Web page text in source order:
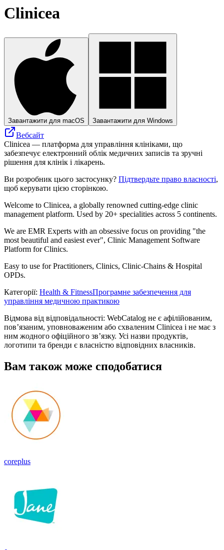
Clinicea
Завантажити для macOS Завантажити для Windows
Вебсайт
Clinicea — платформа для управління клініками, що
забезпечує електронний облік медичних записів та зручні
рішення для клінік і лікарень.
Ви розробник цього застосунку? Підтвердьте право власності,
щоб керувати цією сторінкою.
Welcome to Clinicea, a globally renowned cutting-edge clinic
management platform. Used by 20+ specialities across 5 continents.
We are EMR Experts with an obsessive focus on providing "the
most beautiful and easiest ever", Clinic Management Software
Platform for Clinics.
Easy to use for Practitioners, Clinics, Clinic-Chains & Hospital
OPDs.
Категорії: Health & FitnessПрограмне забезпечення для
управління медичною практикою
Відмова від відповідальності: WebCatalog не є афілійованим,
пов’язаним, уповноваженим або схваленим Clinicea і не має з
ним жодного офіційного зв’язку. Усі назви продуктів,
логотипи та бренди є власністю відповідних власників.
Вам також може сподобатися
coreplus